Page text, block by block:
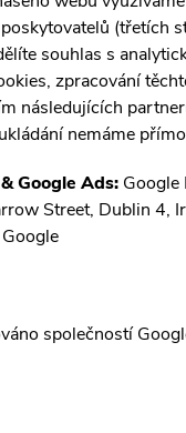
(třetích
souhlas s
zpracování
následujících
nemáme
Google Ads: Google
Street, Dublin 4,
společností